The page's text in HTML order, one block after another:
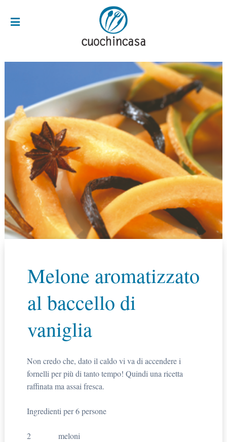
Melone aromatizzato
al baccello di
vaniglia
Non credo che, dato il caldo vi va di accendere i
fornelli per più di tanto tempo! Quindi una ricetta
raffinata ma assai fresca.
Ingredienti per 6 persone
2 meloni